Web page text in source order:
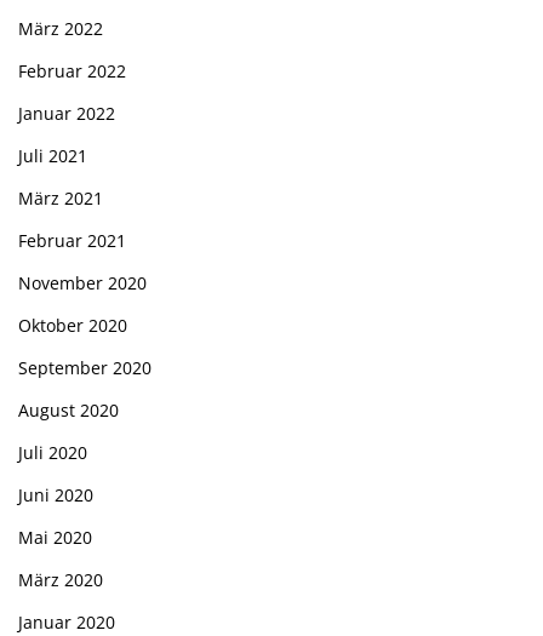
März 2022
Februar 2022
Januar 2022
Juli 2021
März 2021
Februar 2021
November 2020
Oktober 2020
September 2020
August 2020
Juli 2020
Juni 2020
Mai 2020
März 2020
Januar 2020